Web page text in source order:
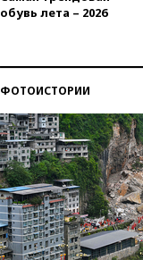
обувь лета – 2026
ФОТОИСТОРИИ